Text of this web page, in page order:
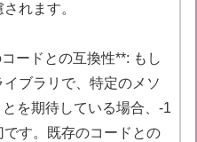
れます。
ードとの互換性**: もし
ブラリで、特定のメソ
を期待している場合、-1
です。既存のコードとの